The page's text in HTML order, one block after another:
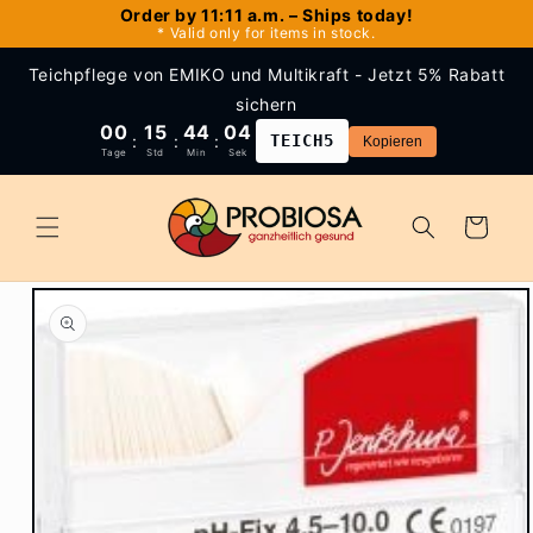
Order by 11:11 a.m. – Ships today!
* Valid only for items in stock.
Teichpflege von EMIKO und Multikraft - Jetzt 5% Rabatt
sichern
00
Tage
: 15
Std
: 44
Min
: 04
Sek
TEICH5 Kopieren
Cart
Skip to
product
information